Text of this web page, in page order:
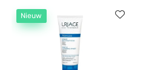
Nieuw